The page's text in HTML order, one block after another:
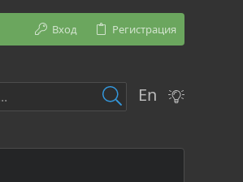
Вход Регистрация
En